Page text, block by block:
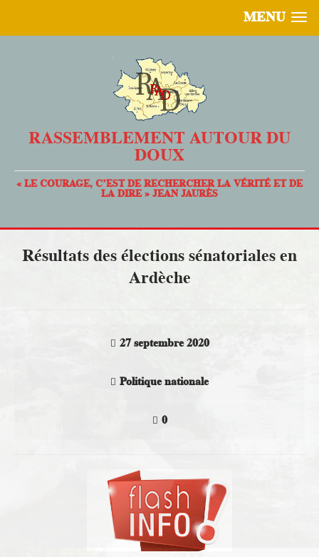
MENU
RASSEMBLEMENT AUTOUR DU
DOUX
« LE COURAGE, C’EST DE RECHERCHER LA VÉRITÉ ET DE
LA DIRE » JEAN JAURÈS
Résultats des élections sénatoriales en
Ardèche
27 septembre 2020
Politique nationale
0